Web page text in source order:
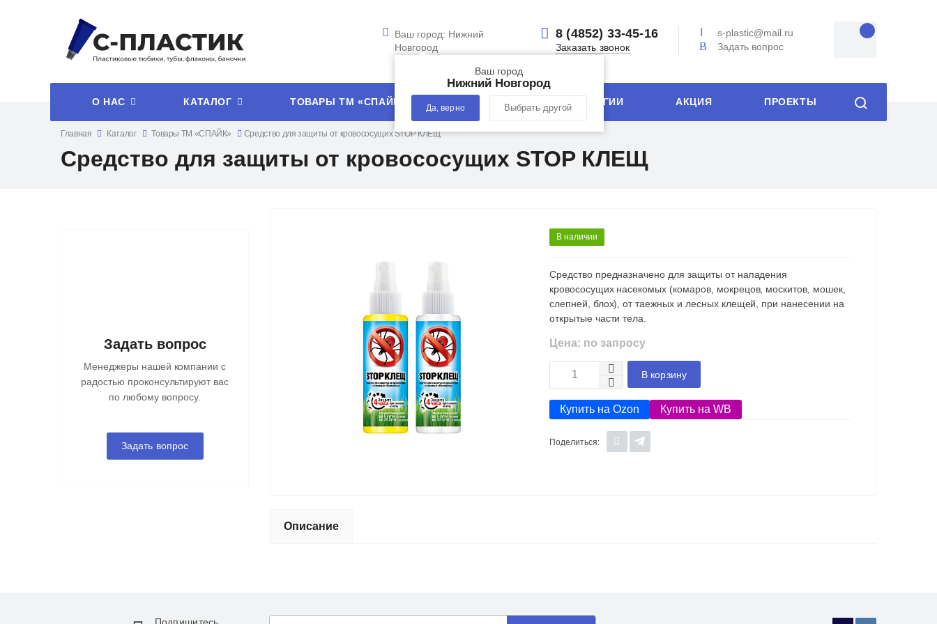
Ваш город: Нижний
Новгород
Ваш город
Нижний Новгород
Да, верно Выбрать другой
8 (4852) 33-45-16
Заказать звонок
s-plastic@mail.ru
Задать вопрос
О НАС КАТАЛОГ ТОВАРЫ ТМ «СПАЙК» ТЕХНОЛОГИИ АКЦИЯ ПРОЕКТЫ
Главная Каталог Товары ТМ «СПАЙК» Средство для защиты от кровососущих STOP КЛЕЩ
Средство для защиты от кровососущих STOP КЛЕЩ
Задать вопрос
Менеджеры нашей компании с
радостью проконсультируют вас
по любому вопросу.
Задать вопрос
В наличии
Средство предназначено для защиты от нападения
кровососущих насекомых (комаров, мокрецов, москитов, мошек,
слепней, блох), от таежных и лесных клещей, при нанесении на
открытые части тела.
Цена: по запросу
В корзину
Купить на Ozon Купить на WB
Поделиться:
Описание